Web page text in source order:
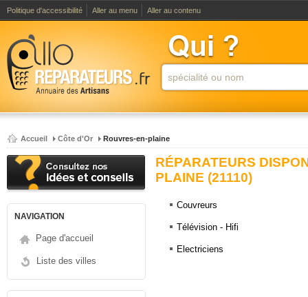
Politique d'accessibilité Aller au menu Aller au contenu
Accueil Côte d'Or Rouvres-en-plaine
NAVIGATION
Page d'accueil
Liste des villes
RÉPARATEURS
PLAINE (21110)
Couvreurs
Télévision - Hifi
Electriciens